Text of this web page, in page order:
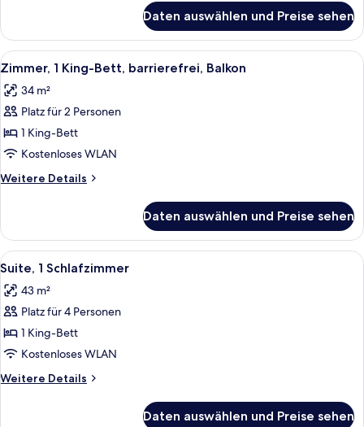
Zimmer,
1 King-
Bett,
Daten auswählen und Preise sehen
Alle
Fotos
für
Zimmer,
1 King-
Bett,
barrierefrei,
Balkon
Ein modernes Hotelzimmer mit
9
Zimmer, 1 King-Bett, barrierefrei, Balkon
34 m²
Platz für 2 Personen
1 King-Bett
Kostenloses WLAN
Weitere Details
Weitere
1 King-
Bett,
barrierefrei,
Daten auswählen und Preise sehen
Alle
Fotos
für
Suite,
1
Schlafzimmer
anzeigen
Ein Hotelzimmer mit einem grünen
10
Suite, 1 Schlafzimmer
43 m²
Platz für 4 Personen
1 King-Bett
Kostenloses WLAN
Weitere Details
Weitere
Daten auswählen und Preise sehen